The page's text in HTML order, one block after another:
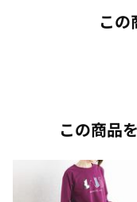
この
この商品